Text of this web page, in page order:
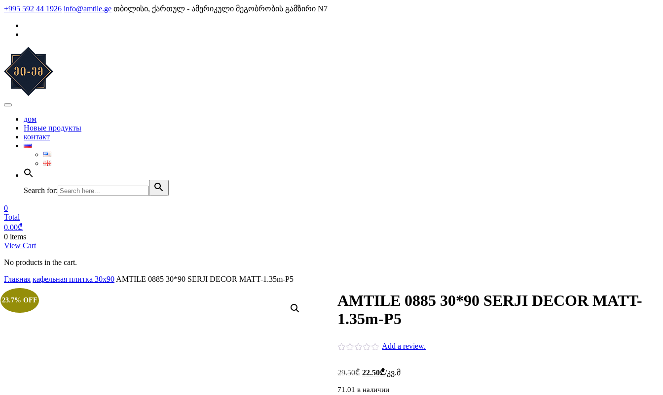
Skip
content
+995 592 44 1926 info@amtile.ge თბილისი, ქართულ - ამერიკული მეგობრობის გამზირი N7
дом
Новые продукты
контакт
Search for:
0
Total
0.00₾
0 items
View Cart
No products in the cart.
Главная кафельная плитка 30x90 AMTILE 0885 30*90 SERJI DECOR MATT-1.35m-P5
23.7% OFF
AMTILE 0885 30*90 SERJI DECOR MATT-
1.35m-P5
Add a review.
29.50₾ Первоначальная
составляла
22.50₾Текущая
цена:
22.50₾.
/კვ.მ
71.01 в наличии